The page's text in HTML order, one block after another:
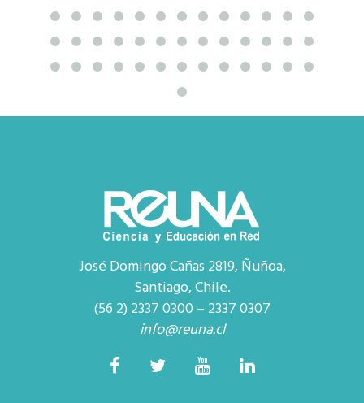
José Domingo Cañas 2819, Ñuñoa,
Santiago, Chile.
(56 2) 2337 0300 – 2337 0307
info@reuna.cl